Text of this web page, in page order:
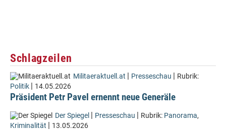
Schlagzeilen
Militaeraktuell.at | Presseschau | Rubrik:
Politik | 14.05.2026
Präsident Petr Pavel ernennt neue Generäle
Der Spiegel | Presseschau | Rubrik: Panorama,
Kriminalität | 13.05.2026